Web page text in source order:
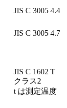
JIS C 3005 4.4
JIS C 3005 4.7
JIS C 1602 T
クラス2
t は測定温度